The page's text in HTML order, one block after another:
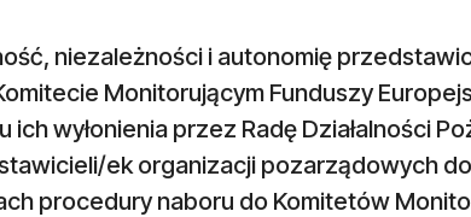
niezależności i autonomię
Monitorującym Funduszy
wyłonienia przez Radę Działalności
ek organizacji pozarządowych do
procedury naboru do Komitetów